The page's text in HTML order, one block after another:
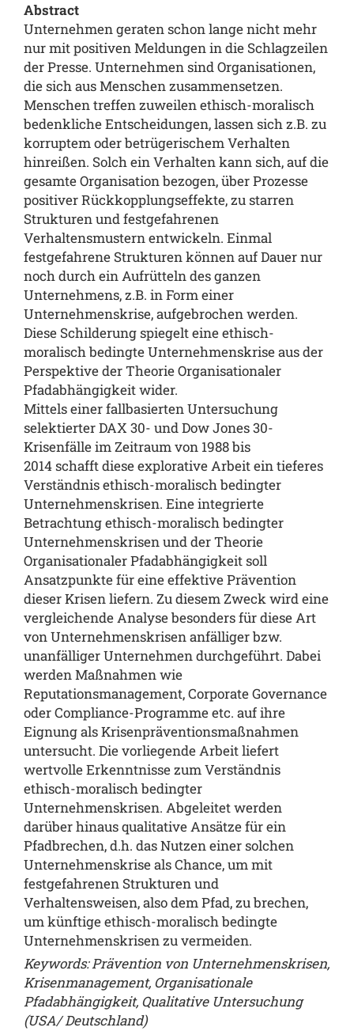
Abstract
Unternehmen geraten schon lange nicht mehr
nur mit positiven Meldungen in die Schlagzeilen
der Presse. Unternehmen sind Organisationen,
die sich aus Menschen zusammensetzen.
Menschen treffen zuweilen ethisch-moralisch
bedenkliche Entscheidungen, lassen sich z.B. zu
korruptem oder betrügerischem Verhalten
hinreißen. Solch ein Verhalten kann sich, auf die
gesamte Organisation bezogen, über Prozesse
positiver Rückkopplungseffekte, zu starren
Strukturen und festgefahrenen
Verhaltensmustern entwickeln. Einmal
festgefahrene Strukturen können auf Dauer nur
noch durch ein Aufrütteln des ganzen
Unternehmens, z.B. in Form einer
Unternehmenskrise, aufgebrochen werden.
Diese Schilderung spiegelt eine ethisch-
moralisch bedingte Unternehmenskrise aus der
Perspektive der Theorie Organisationaler
Pfadabhängigkeit wider.
Mittels einer fallbasierten Untersuchung
selektierter DAX 30- und Dow Jones 30-
Krisenfälle im Zeitraum von 1988 bis
2014 schafft diese explorative Arbeit ein tieferes
Verständnis ethisch-moralisch bedingter
Unternehmenskrisen. Eine integrierte
Betrachtung ethisch-moralisch bedingter
Unternehmenskrisen und der Theorie
Organisationaler Pfadabhängigkeit soll
Ansatzpunkte für eine effektive Prävention
dieser Krisen liefern. Zu diesem Zweck wird eine
vergleichende Analyse besonders für diese Art
von Unternehmenskrisen anfälliger bzw.
unanfälliger Unternehmen durchgeführt. Dabei
werden Maßnahmen wie
Reputationsmanagement, Corporate Governance
oder Compliance-Programme etc. auf ihre
Eignung als Krisenpräventionsmaßnahmen
untersucht. Die vorliegende Arbeit liefert
wertvolle Erkenntnisse zum Verständnis
ethisch-moralisch bedingter
Unternehmenskrisen. Abgeleitet werden
darüber hinaus qualitative Ansätze für ein
Pfadbrechen, d.h. das Nutzen einer solchen
Unternehmenskrise als Chance, um mit
festgefahrenen Strukturen und
Verhaltensweisen, also dem Pfad, zu brechen,
um künftige ethisch-moralisch bedingte
Unternehmenskrisen zu vermeiden.
Keywords: Prävention von Unternehmenskrisen,
Krisenmanagement, Organisationale
Pfadabhängigkeit, Qualitative Untersuchung
(USA/ Deutschland)